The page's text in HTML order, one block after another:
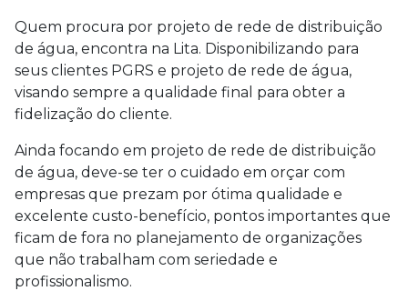
Quem procura por projeto de rede de distribuição
de água, encontra na Lita. Disponibilizando para
seus clientes PGRS e projeto de rede de água,
visando sempre a qualidade final para obter a
fidelização do cliente.
Ainda focando em projeto de rede de distribuição
de água, deve-se ter o cuidado em orçar com
empresas que prezam por ótima qualidade e
excelente custo-benefício, pontos importantes que
ficam de fora no planejamento de organizações
que não trabalham com seriedade e
profissionalismo.